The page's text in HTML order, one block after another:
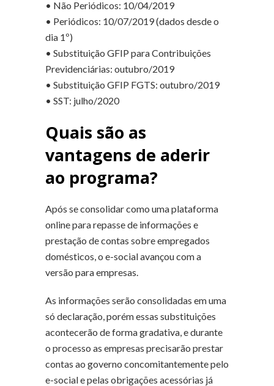
• Não Periódicos: 10/04/2019
• Periódicos: 10/07/2019 (dados desde o
dia 1º)
• Substituição GFIP para Contribuições
Previdenciárias: outubro/2019
• Substituição GFIP FGTS: outubro/2019
• SST: julho/2020
Quais são as
vantagens de aderir
ao programa?
Após se consolidar como uma plataforma
online para repasse de informações e
prestação de contas sobre empregados
domésticos, o e-social avançou com a
versão para empresas.
As informações serão consolidadas em uma
só declaração, porém essas substituições
acontecerão de forma gradativa, e durante
o processo as empresas precisarão prestar
contas ao governo concomitantemente pelo
e-social e pelas obrigações acessórias já